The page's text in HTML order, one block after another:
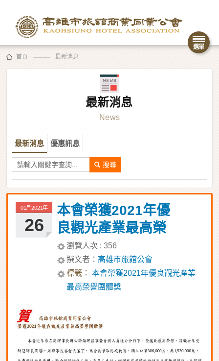
首頁 最新消息
最新消息
News
最新消息 優惠訊息
搜尋
本會榮獲2021年優
良觀光產業最高榮
譽團體獎
瀏覽人次 :356
撰文者： 高雄市旅館公會
標籤：本會榮獲2021年優良觀光產業
最高榮譽團體獎
01月2021年
26